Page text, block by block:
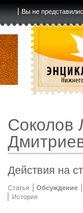
Вы не
Соколов
Действия на
Статья Обсуждение
История